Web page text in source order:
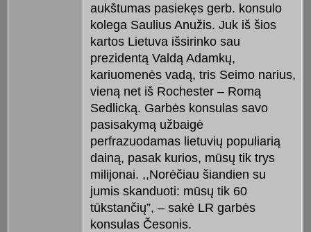
aukštumas pasiekęs gerb. konsulo
kolega Saulius Anužis. Juk iš šios
kartos Lietuva išsirinko sau
prezidentą Valdą Adamkų,
kariuomenės vadą, tris Seimo narius,
vieną net iš Rochester – Romą
Sedlicką. Garbės konsulas savo
pasisakymą užbaigė
perfrazuodamas lietuvių populiarią
dainą, pasak kurios, mūsų tik trys
milijonai. ,,Norėčiau šiandien su
jumis skanduoti: mūsų tik 60
tūkstančių”, – sakė LR garbės
konsulas Česonis.